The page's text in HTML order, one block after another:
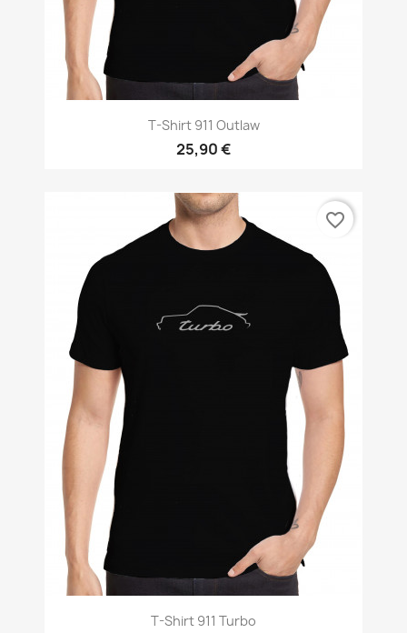
T-Shirt 911 Outlaw
25,90 €
T-Shirt 911 Turbo
favorite_border